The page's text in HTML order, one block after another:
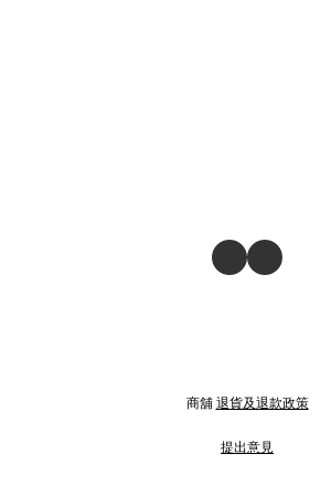
商舖 退貨及退款政策
提出意見